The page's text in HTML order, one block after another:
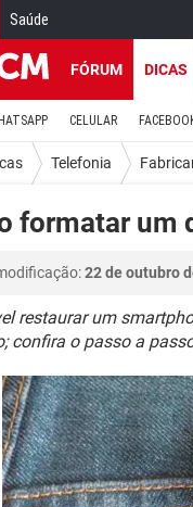
Saúde
FÓRUM DICAS
CELULAR
Telefonia
formatar um
22 de outubro
restaurar um
confira o passo a